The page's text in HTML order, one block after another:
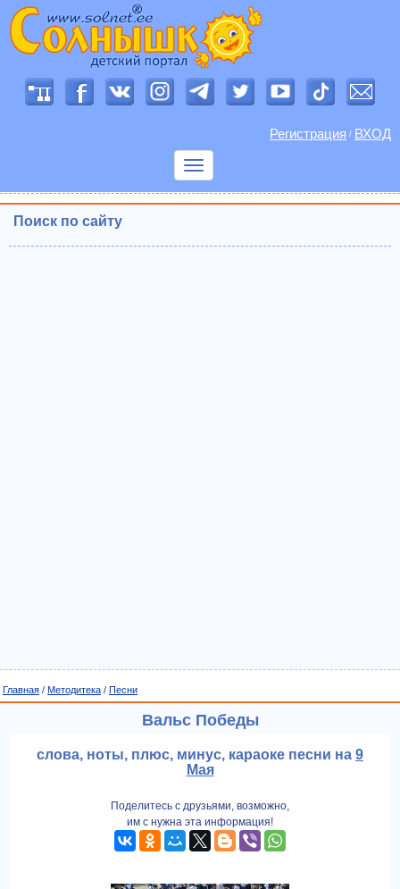
Регистрация / ВХОД
Показать
Поиск по сайту
Главная / Методитека / Песни
Вальс Победы
слова, ноты, плюс, минус, караоке песни на 9
Мая
Поделитесь с друзьями, возможно,
им с нужна эта информация!